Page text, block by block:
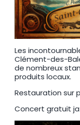
Les
Clément-des-
de nombreux
produits locaux.
Restauration sur
Concert gratuit